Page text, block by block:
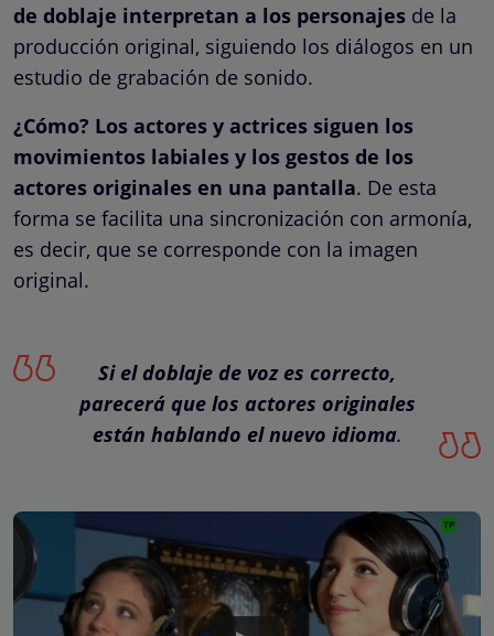
de doblaje interpretan a los personajes de la
producción original, siguiendo los diálogos en un
estudio de grabación de sonido.
¿Cómo? Los actores y actrices siguen los
movimientos labiales y los gestos de los
actores originales en una pantalla. De esta
forma se facilita una sincronización con armonía,
es decir, que se corresponde con la imagen
original.
Si el doblaje de voz es correcto,
parecerá que los actores originales
están hablando el nuevo idioma.